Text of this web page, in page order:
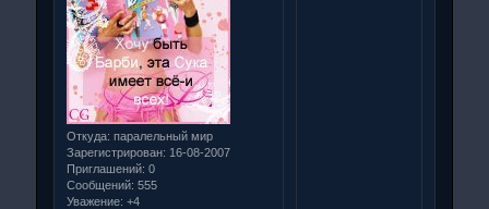
Откуда: паралельный мир
Зарегистрирован: 16-08-2007
Приглашений: 0
Сообщений: 555
Уважение: +4